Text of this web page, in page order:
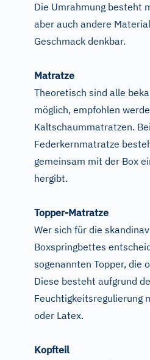
Die Umrahmung besteht
aber auch andere
Geschmack denkbar.
Matratze
Theoretisch sind alle
möglich, empfohlen
Kaltschaummatratzen.
Federkernmatratze
gemeinsam mit der Box
hergibt.
Topper-Matratze
Wer sich für die
Boxspringbettes
sogenannten Topper, die
Diese besteht aufgrund
Feuchtigkeitsregulierung
oder Latex.
Kopfteil